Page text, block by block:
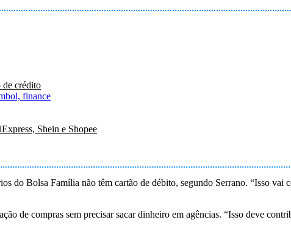
de crédito
Shein e Shopee
do Bolsa Família não têm cartão de débito, segundo Serrano. “Isso vai
de compras sem precisar sacar dinheiro em agências. “Isso deve